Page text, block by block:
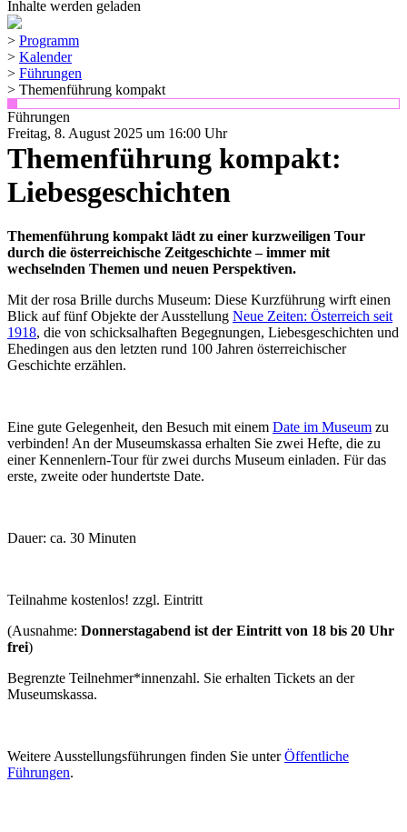
Inhalte werden geladen
> Programm
> Kalender
> Führungen
> Themenführung kompakt
Führungen
Freitag, 8. August 2025 um 16:00 Uhr
Themenführung kompakt:
Liebesgeschichten
Themenführung kompakt lädt zu einer kurzweiligen Tour
durch die österreichische Zeitgeschichte – immer mit
wechselnden Themen und neuen Perspektiven.
Mit der rosa Brille durchs Museum: Diese Kurzführung wirft einen
Blick auf fünf Objekte der Ausstellung Neue Zeiten: Österreich seit
1918, die von schicksalhaften Begegnungen, Liebesgeschichten und
Ehedingen aus den letzten rund 100 Jahren österreichischer
Geschichte erzählen.
Eine gute Gelegenheit, den Besuch mit einem Date im Museum zu
verbinden! An der Museumskassa erhalten Sie zwei Hefte, die zu
einer Kennenlern-Tour für zwei durchs Museum einladen. Für das
erste, zweite oder hundertste Date.
Dauer: ca. 30 Minuten
Teilnahme kostenlos! zzgl. Eintritt
(Ausnahme: Donnerstagabend ist der Eintritt von 18 bis 20 Uhr
frei)
Begrenzte Teilnehmer*innenzahl. Sie erhalten Tickets an der
Museumskassa.
Weitere Ausstellungsführungen finden Sie unterÖffentliche
Führungen.